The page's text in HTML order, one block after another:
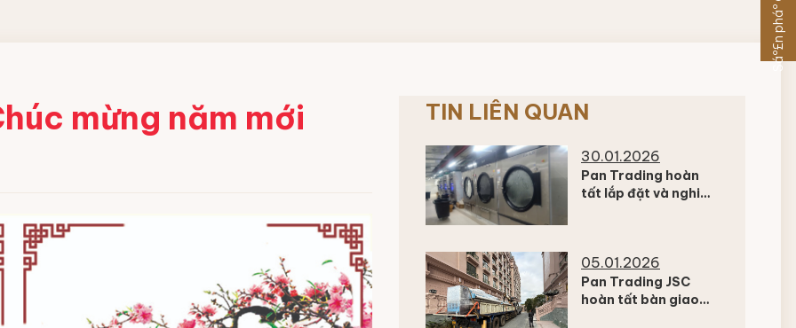
nghiệp
mừng năm mới TIN LIÊN QUAN
30.01.2026
Pan Trading hoàn
tất lắp đặt và nghiệm
cấp tại Đà Lạt
05.01.2026
Pan Trading JSC
hoàn tất bàn giao